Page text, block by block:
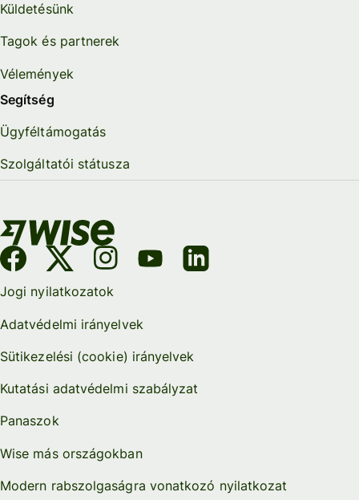
Küldetésünk
Tagok és partnerek
Vélemények
Segítség
Ügyféltámogatás
Szolgáltatói státusza
Jogi nyilatkozatok
Adatvédelmi irányelvek
Sütikezelési (cookie) irányelvek
Kutatási adatvédelmi szabályzat
Panaszok
Wise más országokban
Modern rabszolgaságra vonatkozó nyilatkozat